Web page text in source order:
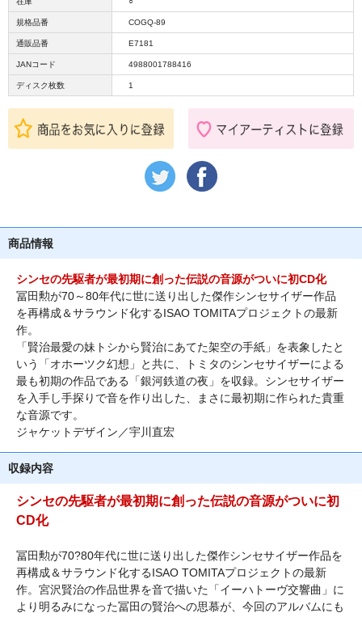
規格品番 COGQ-89
通販品番 E7181
JANコード 4988001788416
ディスク枚数 1
商品情報
シンセの先駆者が最初期に創った伝説の音源がついに初CD化
冨田勲が70～80年代に世に送り出した傑作シンセサイザー作品
を再構成＆サラウンド化するISAO TOMITAプロジェクトの最新
作。
「賢治最愛の妹トシから賢治にあてた架空の手紙」を表象したと
いう「オホーツク幻想」と共に、トミタのシンセサイザーによる
最も初期の作品である「銀河鉄道の夜」を収録。シンセサイザー
を入手し手探りで音を作り出した、まさに最初期に作られた貴重
な音源です。
ジャケットデザイン／宇川直宏
収録内容
シンセの先駆者が最初期に創った伝説の音源がついに初
CD化
冨田勲が70?80年代に世に送り出した傑作シンセサイザー作品を
再構成＆サラウンド化するISAO TOMITAプロジェクトの最新
作。宮沢賢治の作品世界を音で描いた「イーハトーヴ交響曲」に
より明るみになった冨田の賢治への思慕が、今回のアルバムにも